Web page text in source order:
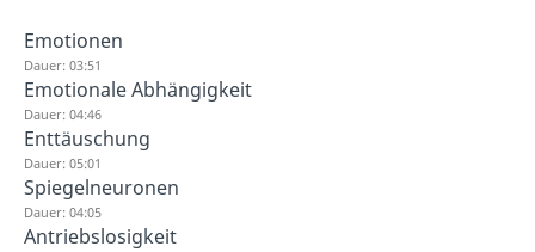
Emotionen
Dauer: 03:51
Emotionale Abhängigkeit
Dauer: 04:46
Enttäuschung
Dauer: 05:01
Spiegelneuronen
Dauer: 04:05
Antriebslosigkeit